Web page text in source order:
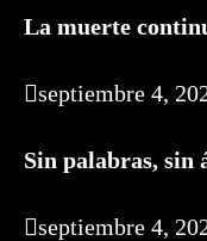
La muerte
septiembre 4,
Sin palabras, sin
septiembre 4,